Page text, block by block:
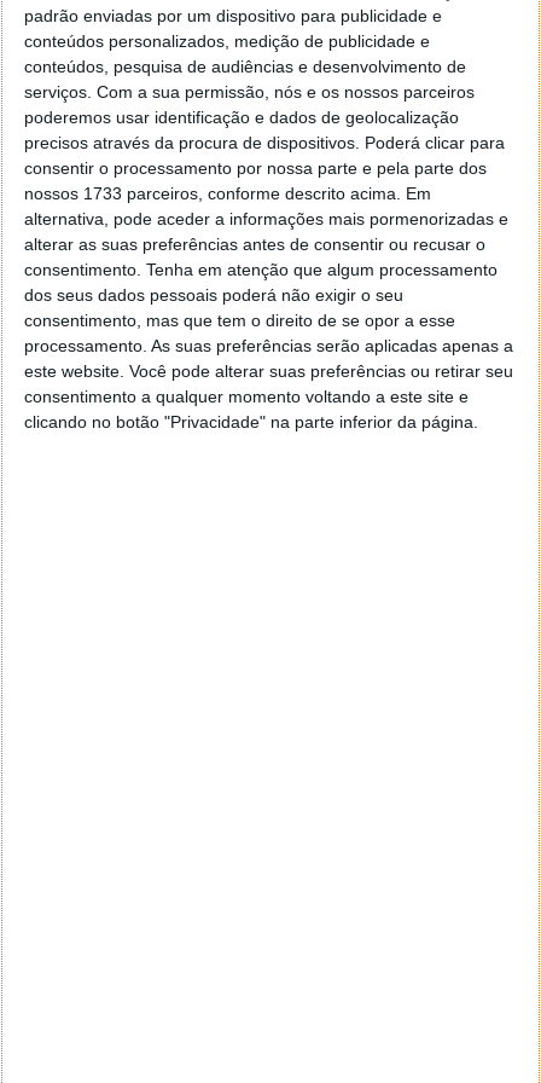
padrão enviadas por um dispositivo para publicidade e
conteúdos personalizados, medição de publicidade e
conteúdos, pesquisa de audiências e desenvolvimento de
serviços. Com a sua permissão, nós e os nossos parceiros
poderemos usar identificação e dados de geolocalização
precisos através da procura de dispositivos. Poderá clicar para
consentir o processamento por nossa parte e pela parte dos
nossos 1733 parceiros, conforme descrito acima. Em
alternativa, pode aceder a informações mais pormenorizadas e
alterar as suas preferências antes de consentir ou recusar o
consentimento. Tenha em atenção que algum processamento
dos seus dados pessoais poderá não exigir o seu
consentimento, mas que tem o direito de se opor a esse
processamento. As suas preferências serão aplicadas apenas a
este website. Você pode alterar suas preferências ou retirar seu
consentimento a qualquer momento voltando a este site e
clicando no botão "Privacidade" na parte inferior da página.
papel do invólucro de diamante, que tem um papel
crucial: é necessário para capturar com segurança a
radiação e produzir eletricidade.
De facto, ocarbono-14 emite radiação de curto
alcance, pelo que é efetivamente absorvido pelo
invólucro de diamante, gerando baixos níveis de
eletricidade.
Uma nota interessante: o tempo médio até ao
instante em que um átomo instável se desintegra
usando qualquer forma de radiação é chamado de
meia-vida. E ao tempo que decorre até que a
quantidade de núcleos instáveis de um elemento
radioativo se reduza para metade da quantidade
inicialdá-se o nome de período de